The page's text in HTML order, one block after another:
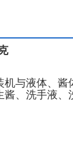
机与液体、
、洗手液